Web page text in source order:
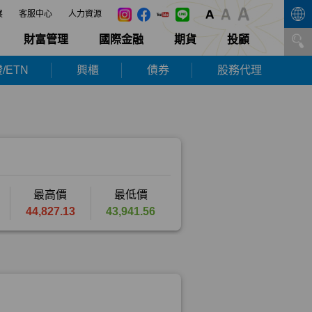
客服中心 人力資源
財富管理 國際金融 期貨 投顧
ETN 興櫃 債券 股務代理